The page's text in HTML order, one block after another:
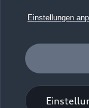
Einstellungen